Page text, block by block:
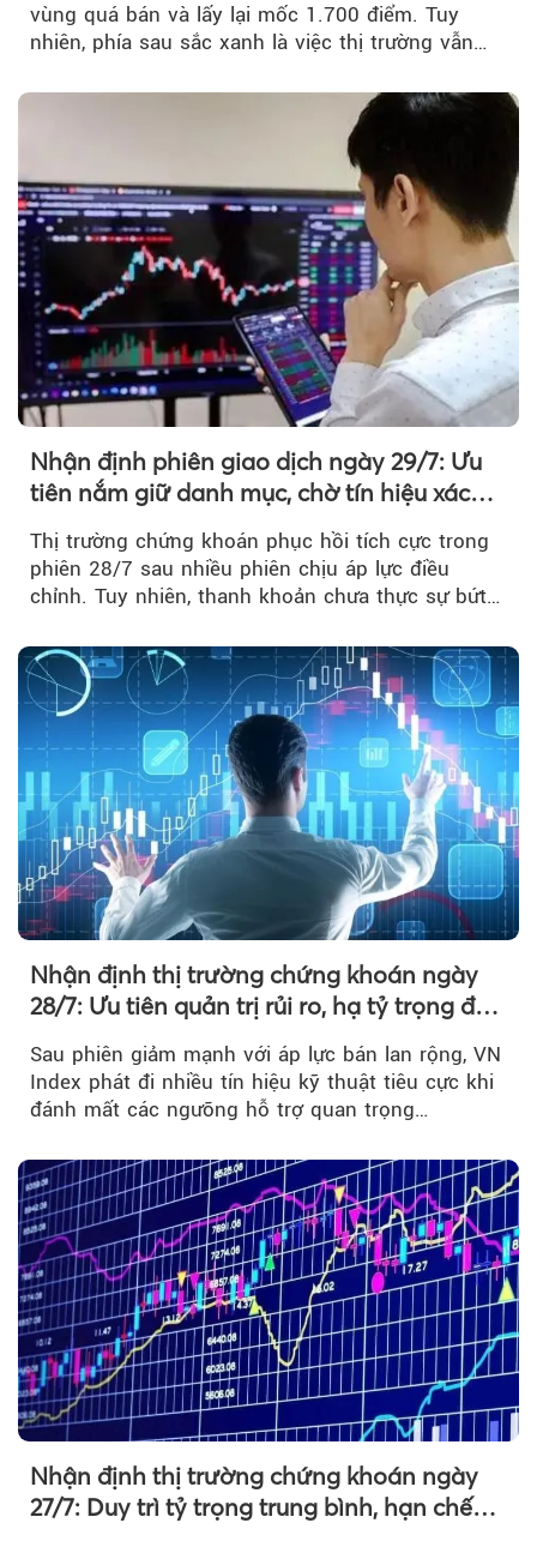
vùng quá bán và lấy lại mốc 1.700 điểm. Tuy
nhiên, phía sau sắc xanh là việc thị trường vẫn
tiền vẫn chưa thực sự trở lại.
Nhận định phiên giao dịch ngày 29/7: Ưu
tiên nắm giữ danh mục, chờ tín hiệu xác
Thị trường chứng khoán phục hồi tích cực trong
phiên 28/7 sau nhiều phiên chịu áp lực điều
chỉnh. Tuy nhiên, thanh khoản chưa thực sự bứt
Nhận định thị trường chứng khoán ngày
28/7: Ưu tiên quản trị rủi ro, hạ tỷ trọng đòn
Sau phiên giảm mạnh với áp lực bán lan rộng, VN
Index phát đi nhiều tín hiệu kỹ thuật tiêu cực khi
đánh mất các ngưỡng hỗ trợ quan trọng…
Nhận định thị trường chứng khoán ngày
27/7: Duy trì tỷ trọng trung bình, hạn chế